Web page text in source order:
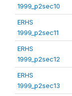
1999_p2sec10
ERHS
1999_p2sec11
ERHS
1999_p2sec12
ERHS
1999_p2sec13